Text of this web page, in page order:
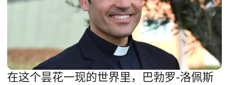
在这个昙花一现的世界里，巴勃罗-洛佩斯